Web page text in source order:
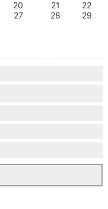
20 21
22
27 28
29